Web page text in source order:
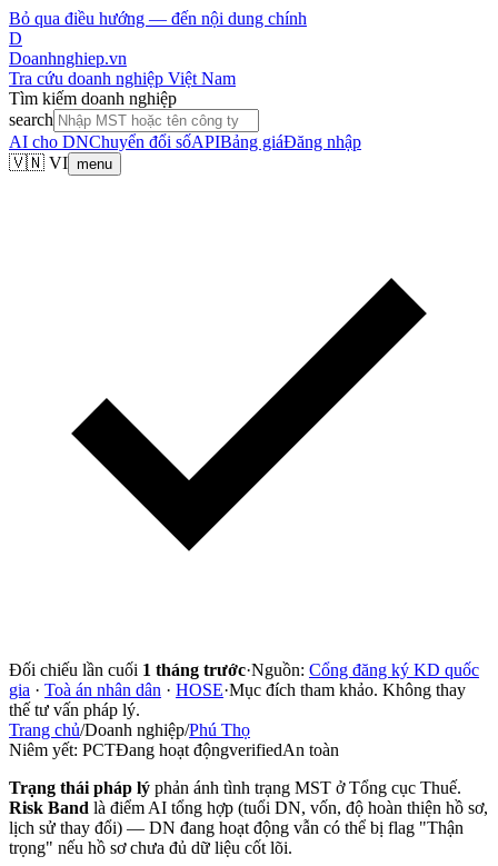
Bỏ qua điều hướng — đến nội dung chính
D
Doanhnghiep.vn
Tra cứu doanh nghiệp Việt Nam
Tìm kiếm doanh nghiệp
search
AI cho DNChuyển đổi sốAPIBảng giáĐăng nhập
🇻🇳 VI menu
Đối chiếu lần cuối 1 tháng trước·Nguồn: Cổng đăng ký KD quốc
gia · Toà án nhân dân · HOSE·Mục đích tham khảo. Không thay
thế tư vấn pháp lý.
Trang chủ/Doanh nghiệp/Phú Thọ
Niêm yết: PCTĐang hoạt độngverifiedAn toàn
Trạng thái pháp lý phản ánh tình trạng MST ở Tổng cục Thuế.
Risk Band là điểm AI tổng hợp (tuổi DN, vốn, độ hoàn thiện hồ sơ,
lịch sử thay đổi) — DN đang hoạt động vẫn có thể bị flag "Thận
trọng" nếu hồ sơ chưa đủ dữ liệu cốt lõi.